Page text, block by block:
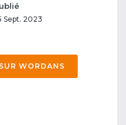
Sept. 2023
WORDANS